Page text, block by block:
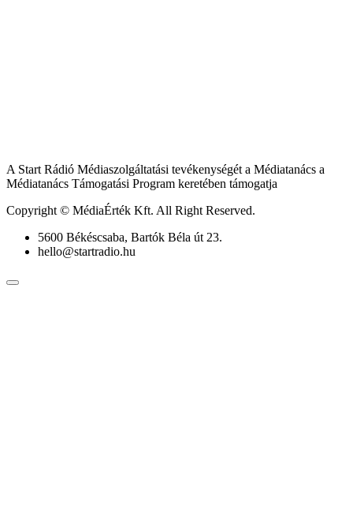
A Start Rádió Médiaszolgáltatási tevékenységét a Médiatanács a
Médiatanács Támogatási Program keretében támogatja
Copyright © MédiaÉrték Kft. All Right Reserved.
5600 Békéscsaba, Bartók Béla út 23.
hello@startradio.hu